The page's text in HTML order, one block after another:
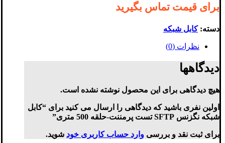
برای قیمت تماس بگیرید
دسته:کابل شبکه
نظرات (0)
دیدگاهها
هیچ دیدگاهی برای این محصول نوشته نشده است.
اولین نفری باشید که دیدگاهی را ارسال می کنید برای “کابل
شبکه نگزنس SFTP تست پرمننت-حلقه 500 متری”
برای ثبت نقد و بررسی وارد حساب کاربری خود شوید.